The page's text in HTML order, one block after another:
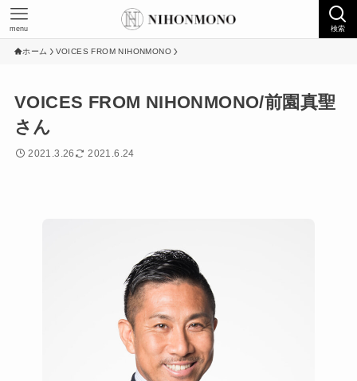
検索
menu
ホーム VOICES FROM NIHONMONO
VOICES FROM NIHONMONO/前園真聖
さん
2021.3.26 2021.6.24